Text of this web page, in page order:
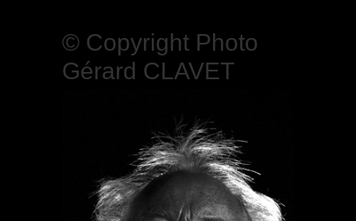
© Copyright Photo
Gérard CLAVET